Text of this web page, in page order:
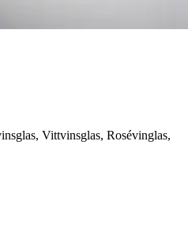
Vittvinsglas, Rosévinglas,